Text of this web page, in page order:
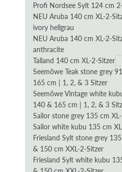
Profi Nordsee Sylt 124 cm
NEU Aruba 140 cm XL-2-
ivory hellgrau
NEU Aruba 140 cm XL-2-
anthracite
Talland 140 cm XL-2-Sitzer
Seemöwe Teak stone grey
165 cm | 1, 2, & 3 Sitzer
Seemöwe Vintage white
140 & 165 cm | 1, 2, & 3
Sailor stone grey 135 cm
Sailor white kubu 135 cm
Friesland Sylt stone grey 135
& 150 cm XXL-2-Sitzer
Friesland Sylt white kubu